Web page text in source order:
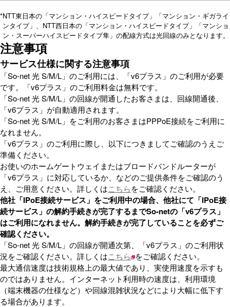
*NTT東日本の「マンション・ハイスピードタイプ」「マンション・ギガライ
ンタイプ」、NTT西日本の「マンション・ハイスピードタイプ」「マンショ
ン・スーパーハイスピードタイプ隼」の配線方式は光回線のみとなります。
注意事項
サービス仕様に関する注意事項
「So-net 光 S/M/L」のご利用には、「v6プラス」のご利用が必要
です。「v6プラス」のご利用料金は無料です。
「So-net 光 S/M/L」の回線が開通したお客さまは、回線開通後、
「v6プラス」が自動適用されます。
「So-net 光 S/M/L」をご利用のお客さまはPPPoE接続をご利用に
なれません。
「v6プラス」のご利用に際し、以下につきましてご確認のうえご
準備ください。
お使いのホームゲートウェイまたはブロードバンドルーターが
「v6プラス」に対応しているか、などのご提供条件をご確認のう
え、ご用意ください。詳しくはこちらをご確認ください。
他社「IPoE接続サービス」をご利用中の場合、他社にて「IPoE接
続サービス」の解約手続きが完了するまでSo-netの「v6プラス」
はご利用になれません。解約手続きが完了していることを必ずご
確認ください。
「So-net 光 S/M/L」の回線が開通次第、「v6プラス」のご利用状
況をご確認ください。詳しくはこちら をご確認ください。
最大通信速度は技術規格上の最大値であり、実使用速度を示すも
のではありません。インターネット利用時の速度は、利用環境
（端末機器の仕様など）や回線混雑状況などにより大幅に低下す
る場合があります。